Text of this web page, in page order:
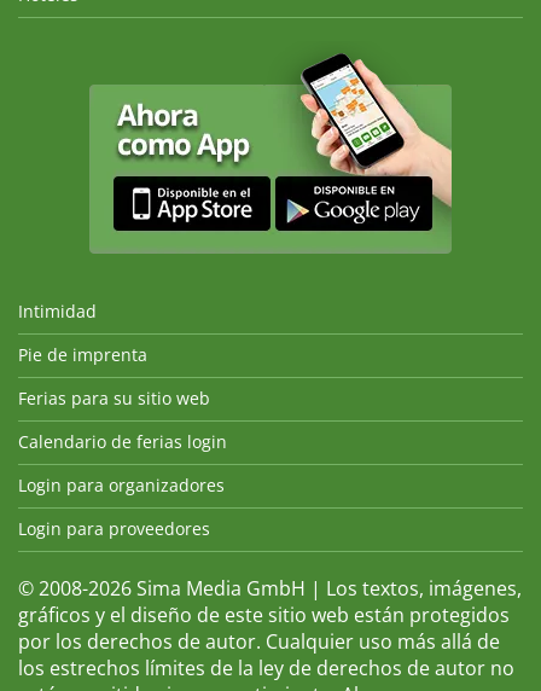
Intimidad
Pie de imprenta
Ferias para su sitio web
Calendario de ferias login
Login para organizadores
Login para proveedores
© 2008-2026 Sima Media GmbH | Los textos, imágenes,
gráficos y el diseño de este sitio web están protegidos
por los derechos de autor. Cualquier uso más allá de
los estrechos límites de la ley de derechos de autor no